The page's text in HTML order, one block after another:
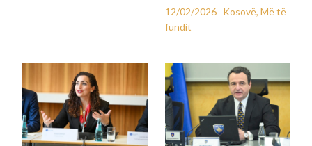
12/02/2026 Kosovë, Më të
fundit